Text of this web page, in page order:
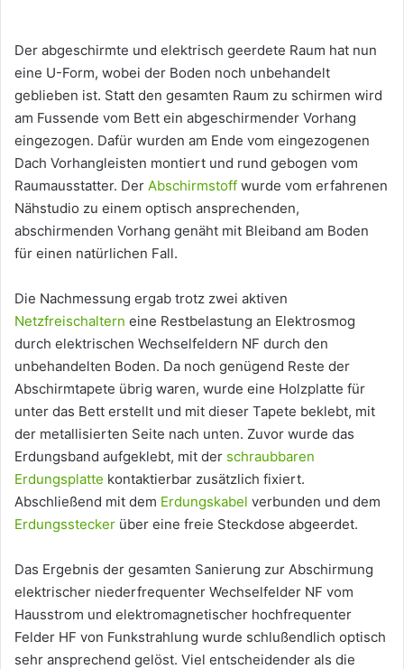
Der abgeschirmte und elektrisch geerdete Raum hat nun
eine U-Form, wobei der Boden noch unbehandelt
geblieben ist. Statt den gesamten Raum zu schirmen wird
am Fussende vom Bett ein abgeschirmender Vorhang
eingezogen. Dafür wurden am Ende vom eingezogenen
Dach Vorhangleisten montiert und rund gebogen vom
Raumausstatter. Der Abschirmstoff wurde vom erfahrenen
Nähstudio zu einem optisch ansprechenden,
abschirmenden Vorhang genäht mit Bleiband am Boden
für einen natürlichen Fall.
Die Nachmessung ergab trotz zwei aktiven
Netzfreischaltern eine Restbelastung an Elektrosmog
durch elektrischen Wechselfeldern NF durch den
unbehandelten Boden. Da noch genügend Reste der
Abschirmtapete übrig waren, wurde eine Holzplatte für
unter das Bett erstellt und mit dieser Tapete beklebt, mit
der metallisierten Seite nach unten. Zuvor wurde das
Erdungsband aufgeklebt, mit der schraubbaren
Erdungsplatte kontaktierbar zusätzlich fixiert.
Abschließend mit dem Erdungskabel verbunden und dem
Erdungsstecker über eine freie Steckdose abgeerdet.
Das Ergebnis der gesamten Sanierung zur Abschirmung
elektrischer niederfrequenter Wechselfelder NF vom
Hausstrom und elektromagnetischer hochfrequenter
Felder HF von Funkstrahlung wurde schlußendlich optisch
sehr ansprechend gelöst. Viel entscheidender als die